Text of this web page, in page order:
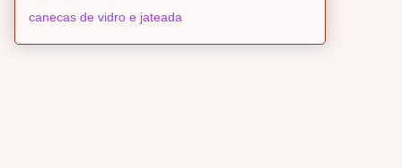
canecas de vidro e jateada